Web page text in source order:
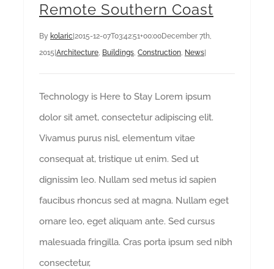
Remote Southern Coast
By kolaric 2015-12-07T03:42:51+00:00December 7th,
2015 Architecture, Buildings, Construction, News
Technology is Here to Stay Lorem ipsum
dolor sit amet, consectetur adipiscing elit.
Vivamus purus nisl, elementum vitae
consequat at, tristique ut enim. Sed ut
dignissim leo. Nullam sed metus id sapien
faucibus rhoncus sed at magna. Nullam eget
ornare leo, eget aliquam ante. Sed cursus
malesuada fringilla. Cras porta ipsum sed nibh
consectetur,